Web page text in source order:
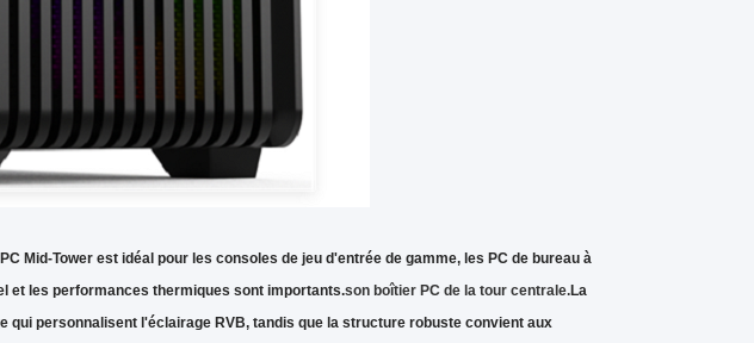
Mid-Tower est idéal pour les consoles de jeu d'entrée de gamme, les PC de bureau à
et les performances thermiques sont importants.son boîtier PC de la tour centrale.La
qui personnalisent l'éclairage RVB, tandis que la structure robuste convient aux